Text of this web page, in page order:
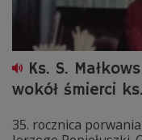
Ks. S.
wokół śmierci
35. rocznica